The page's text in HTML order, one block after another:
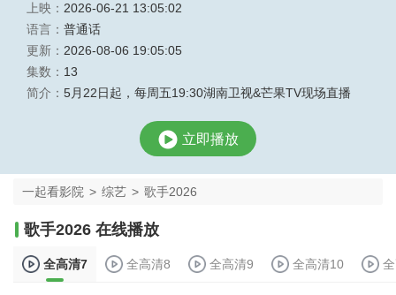
上映： 2026-06-21 13:05:02
语言： 普通话
更新： 2026-08-06 19:05:05
集数： 13
简介： 5月22日起，每周五19:30湖南卫视&芒果TV现场直播
立即播放
一起看影院 > 综艺 > 歌手2026
歌手2026 在线播放
全高清7 全高清8 全高清9 全高清10